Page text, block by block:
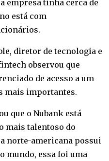
empresa tinha cerca de
está com
diretor de tecnologia e
observou que
de acesso a um
mais importantes.
que o Nubank está
mais talentoso do
norte-americana possui
mundo, essa foi uma